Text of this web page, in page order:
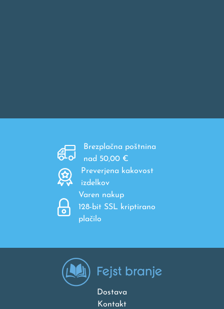
Brezplačna poštnina
nad 50,00 €
Preverjena kakovost
izdelkov
Varen nakup
128-bit SSL kriptirano
plačilo
Dostava
Kontakt